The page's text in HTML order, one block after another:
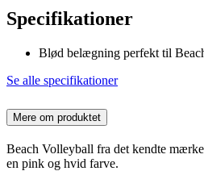
Specifikationer
Blød belægning perfekt til
Se alle specifikationer
Mere om produktet
Beach Volleyball fra det kendte
en pink og hvid farve.